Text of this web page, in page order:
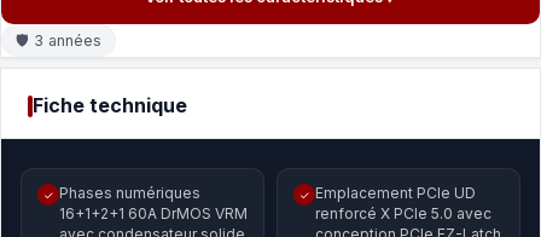
🛡 3 années
Fiche technique
✓ Phases numériques
16+1+2+1 60A DrMOS VRM
✓ Emplacement PCIe UD
renforcé X PCIe 5.0 avec